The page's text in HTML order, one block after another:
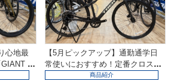
心地最
G
【5月ピックアップ】通勤通学日
常使いにおすすめ！定番クロスバ
イク TREK FX...
商品紹介